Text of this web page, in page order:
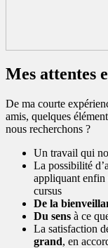
Mes attentes
De ma courte
amis, quelques
nous recherchons ?
Un travail qui
La possibilité
appliquant enfin
cursus
De la
Du sens à ce
La satisfaction
grand, en